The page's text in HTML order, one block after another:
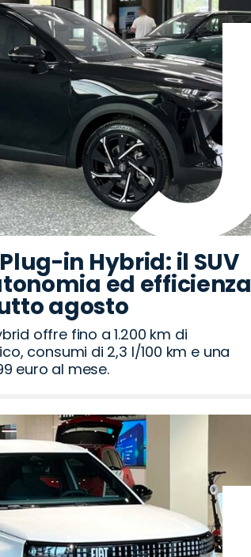
in Hybrid: il SUV
ed efficienza
agosto
offre fino a 1.200 km di
consumi di 2,3 l/100 km e una
euro al mese.